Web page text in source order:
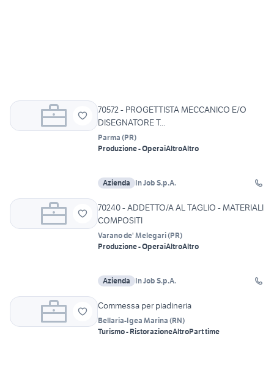
70572 - PROGETTISTA MECCANICO E/O
DISEGNATORE T...
Parma (PR)
Produzione - OperaiAltroAltro
Azienda In Job S.p.A.
70240 - ADDETTO/A AL TAGLIO - MATERIALI
COMPOSITI
Varano de' Melegari(PR)
Produzione - OperaiAltroAltro
Azienda In Job S.p.A.
Commessa per piadineria
Bellaria-Igea Marina (RN)
Turismo - RistorazioneAltroPart time